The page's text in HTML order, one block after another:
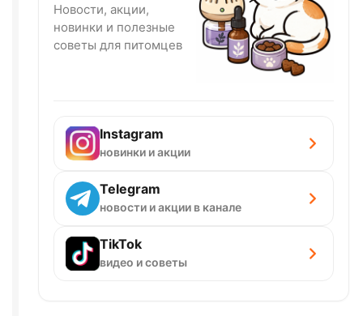
Новости, акции,
новинки и полезные
советы для питомцев
Instagram
новинки и акции
Telegram
новости и акции в канале
TikTok
видео и советы